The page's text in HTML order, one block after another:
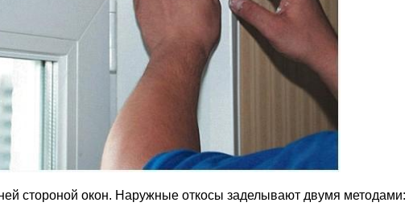
стороной окон. Наружные откосы заделывают двумя методами: